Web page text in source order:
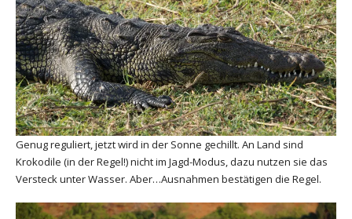
Genug reguliert, jetzt wird in der Sonne gechillt. An Land sind
Krokodile (in der Regel!) nicht im Jagd-Modus, dazu nutzen sie das
Versteck unter Wasser. Aber…Ausnahmen bestätigen die Regel.